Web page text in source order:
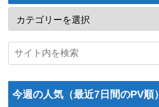
今週の人気（最近7日間のPV順）